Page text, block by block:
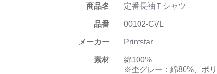
商品名 定番長袖Ｔシャツ
品番 00102-CVL
メーカー Printstar
素材
綿100%
※杢グレー：綿80%、ポ